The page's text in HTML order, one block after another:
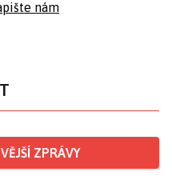
nám
ZPRÁVY